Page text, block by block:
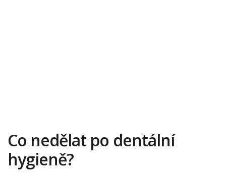
Co nedělat po dentální
hygieně?